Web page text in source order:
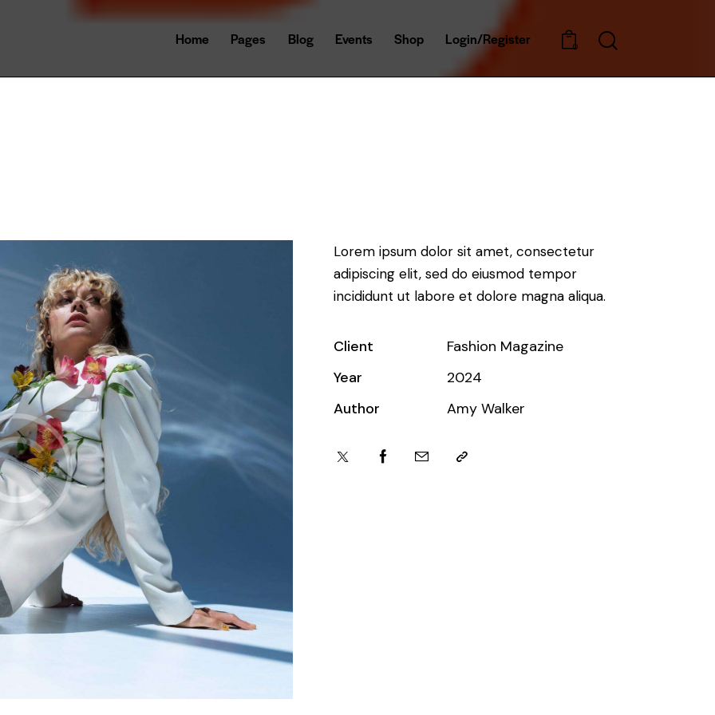
Home Pages Blog Events Shop Login/Register 0
Lorem ipsum dolor sit amet, consectetur
adipiscing elit, sed do eiusmod tempor
incididunt ut labore et dolore magna aliqua.
Client
Fashion Magazine
Year
2024
Author
Amy Walker